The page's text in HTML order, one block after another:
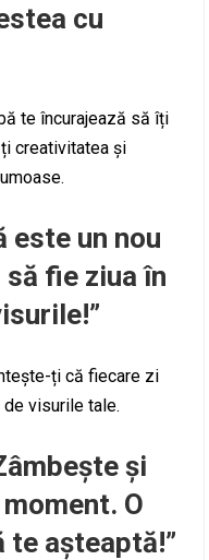
cu
te încurajează să îți
creativitatea și
este un nou
fie ziua în
ți că fiecare zi
visurile tale.
și
O
te așteaptă!”